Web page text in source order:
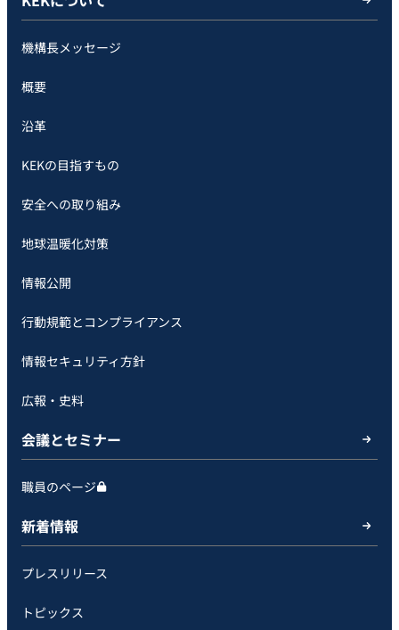
機構長メッセージ
概要
沿革
KEKの目指すもの
安全への取り組み
地球温暖化対策
情報公開
行動規範とコンプライアンス
情報セキュリティ方針
広報・史料
会議とセミナー
職員のページ
新着情報
プレスリリース
トピックス